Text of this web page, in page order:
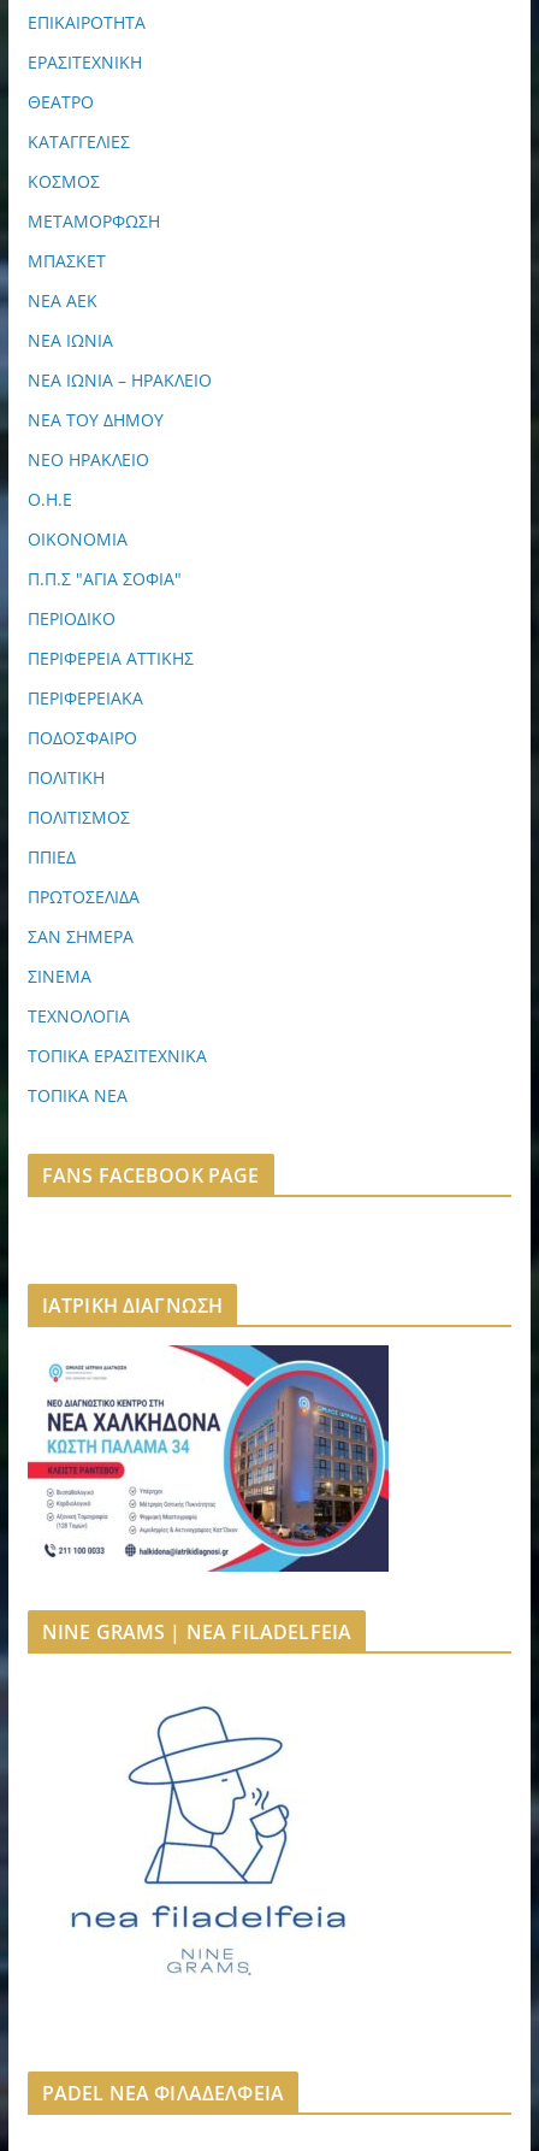
ΕΠΙΚΑΙΡΟΤΗΤΑ
ΕΡΑΣΙΤΕΧΝΙΚΗ
ΘΕΑΤΡΟ
ΚΑΤΑΓΓΕΛΙΕΣ
ΚΟΣΜΟΣ
ΜΕΤΑΜΟΡΦΩΣΗ
ΜΠΑΣΚΕΤ
ΝΕΑ ΑΕΚ
ΝΕΑ ΙΩΝΙΑ
ΝΕΑ ΙΩΝΙΑ – ΗΡΑΚΛΕΙΟ
ΝΕΑ ΤΟΥ ΔΗΜΟΥ
ΝΕΟ ΗΡΑΚΛΕΙΟ
Ο.Η.Ε
ΟΙΚΟΝΟΜΙΑ
Π.Π.Σ "ΑΓΙΑ ΣΟΦΙΑ"
ΠΕΡΙΟΔΙΚΟ
ΠΕΡΙΦΕΡΕΙΑ ΑΤΤΙΚΗΣ
ΠΕΡΙΦΕΡΕΙΑΚΑ
ΠΟΔΟΣΦΑΙΡΟ
ΠΟΛΙΤΙΚΗ
ΠΟΛΙΤΙΣΜΟΣ
ΠΠΙΕΔ
ΠΡΩΤΟΣΕΛΙΔΑ
ΣΑΝ ΣΗΜΕΡΑ
ΣΙΝΕΜΑ
ΤΕΧΝΟΛΟΓΙΑ
ΤΟΠΙΚΑ ΕΡΑΣΙΤΕΧΝΙΚΑ
ΤΟΠΙΚΑ ΝΕΑ
FANS FACEBOOK PAGE
ΙΑΤΡΙΚΗ ΔΙΑΓΝΩΣΗ
NINE GRAMS | NEA FILADELFEIA
PADEL ΝΕΑ ΦΙΛΑΔΕΛΦΕΙΑ